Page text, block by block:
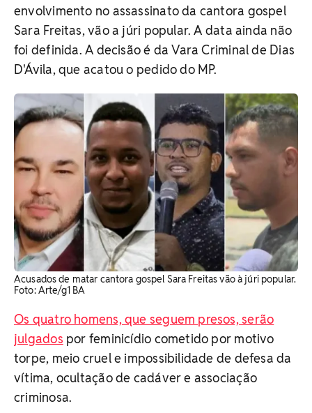
envolvimento no assassinato da cantora gospel
Sara Freitas, vão a júri popular. A data ainda não
foi definida. A decisão é da Vara Criminal de Dias
D'Ávila, que acatou o pedido do MP.
Acusados de matar cantora gospel Sara Freitas vão à júri popular.
Foto: Arte/g1 BA
Os quatro homens, que seguem presos, serão
julgados por feminicídio cometido por motivo
torpe, meio cruel e impossibilidade de defesa da
vítima, ocultação de cadáver e associação
criminosa.